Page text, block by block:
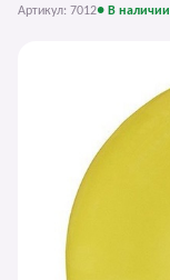
Артикул: 7012● В наличии